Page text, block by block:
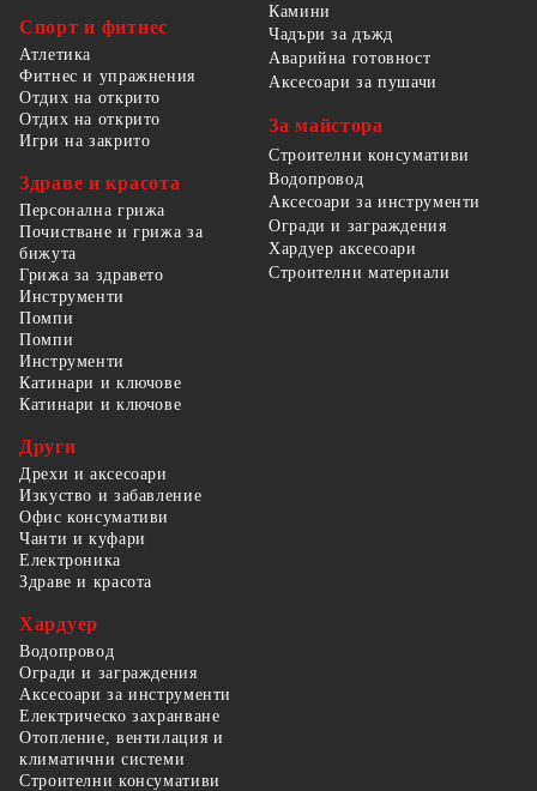
Спорт и фитнес
Атлетика
Фитнес и упражнения
Отдих на открито
Отдих на открито
Игри на закрито
Здраве и красота
Персонална грижа
Почистване и грижа за
бижута
Грижа за здравето
Камини
Чадъри за дъжд
Аварийна готовност
Аксесоари за пушачи
За майстора
Строителни консумативи
Водопровод
Аксесоари за инструменти
Огради и заграждения
Хардуер аксесоари
Строителни материали
Инструменти
Помпи
Помпи
Инструменти
Катинари и ключове
Катинари и ключове
Други
Дрехи и аксесоари
Изкуство и забавление
Офис консумативи
Чанти и куфари
Електроника
Здраве и красота
Хардуер
Водопровод
Огради и заграждения
Аксесоари за инструменти
Електрическо захранване
Отопление, вентилация и
климатични системи
Строителни консумативи